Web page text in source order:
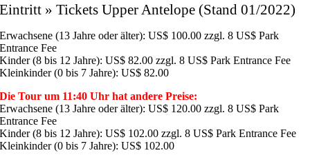
Eintritt » Tickets Upper Antelope (Stand 01/2022)
Erwachsene (13 Jahre oder älter): US$ 100.00 zzgl. 8 US$ Park
Entrance Fee
Kinder (8 bis 12 Jahre): US$ 82.00 zzgl. 8 US$ Park Entrance Fee
Kleinkinder (0 bis 7 Jahre): US$ 82.00
Die Tour um 11:40 Uhr hat andere Preise:
Erwachsene (13 Jahre oder älter): US$ 120.00 zzgl. 8 US$ Park
Entrance Fee
Kinder (8 bis 12 Jahre): US$ 102.00 zzgl. 8 US$ Park Entrance Fee
Kleinkinder (0 bis 7 Jahre): US$ 102.00